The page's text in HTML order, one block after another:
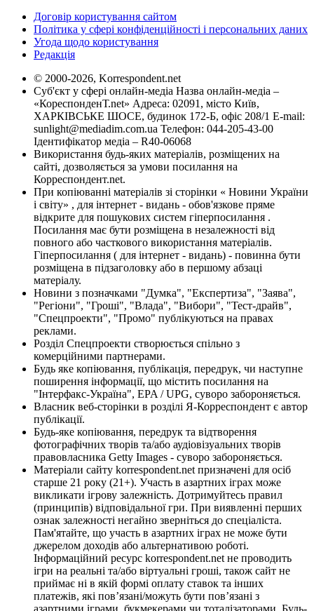
Договір користування сайтом
Політика у сфері конфіденційності і персональних даних
Угода щодо користування
Редакція
© 2000-2026, Korrespondent.net
Суб'єкт у сфері онлайн-медіа Назва онлайн-медіа –
«КореспонденТ.net» Адреса: 02091, місто Київ,
ХАРКІВСЬКЕ ШОСЕ, будинок 172-Б, офіс 208/1 E-mail:
sunlight@mediadim.com.ua Телефон: 044-205-43-00
Ідентифікатор медіа – R40-06068
Використання будь-яких матеріалів, розміщених на
сайті, дозволяється за умови посилання на
Корреспондент.net.
При копіюванні матеріалів зі сторінки « Новини України
і світу» , для інтернет - видань - обов'язкове пряме
відкрите для пошукових систем гіперпосилання .
Посилання має бути розміщена в незалежності від
повного або часткового використання матеріалів.
Гіперпосилання ( для інтернет - видань) - повинна бути
розміщена в підзаголовку або в першому абзаці
матеріалу.
Новини з позначками "Думка", "Експертиза", "Заява",
"Регіони", "Гроші", "Влада", "Вибори", "Тест-драйв",
"Спецпроекти", "Промо" публікуються на правах
реклами.
Розділ Спецпроекти створюється спільно з
комерційними партнерами.
Будь яке копіювання, публікація, передрук, чи наступне
поширення інформації, що містить посилання на
"Інтерфакс-Україна", EPA / UPG, суворо забороняється.
Власник веб-сторінки в розділі Я-Корреспондент є автор
публікації.
Будь-яке копіювання, передрук та відтворення
фотографічних творів та/або аудіовізуальних творів
правовласника Getty Images - суворо забороняється.
Матеріали сайту korrespondent.net призначені для осіб
старше 21 року (21+). Участь в азартних іграх може
викликати ігрову залежність. Дотримуйтесь правил
(принципів) відповідальної гри. При виявленні перших
ознак залежності негайно зверніться до спеціаліста.
Пам'ятайте, що участь в азартних іграх не може бути
джерелом доходів або альтернативою роботі.
Інформаційний ресурс korrespondent.net не проводить
ігри на реальні та/або віртуальні гроші, також сайт не
приймає ні в якій формі оплату ставок та інших
платежів, які пов’язані/можуть бути пов’язані з